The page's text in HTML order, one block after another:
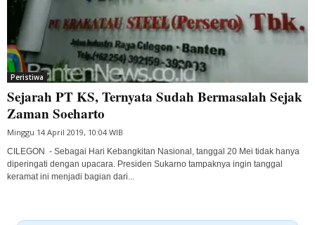
Peristiwa
Sejarah PT KS, Ternyata Sudah Bermasalah Sejak
Zaman Soeharto
Minggu 14 April 2019, 10:04 WIB
CILEGON - Sebagai Hari Kebangkitan Nasional, tanggal 20 Mei tidak hanya
diperingati dengan upacara. Presiden Sukarno tampaknya ingin tanggal
keramat ini menjadi bagian dari...